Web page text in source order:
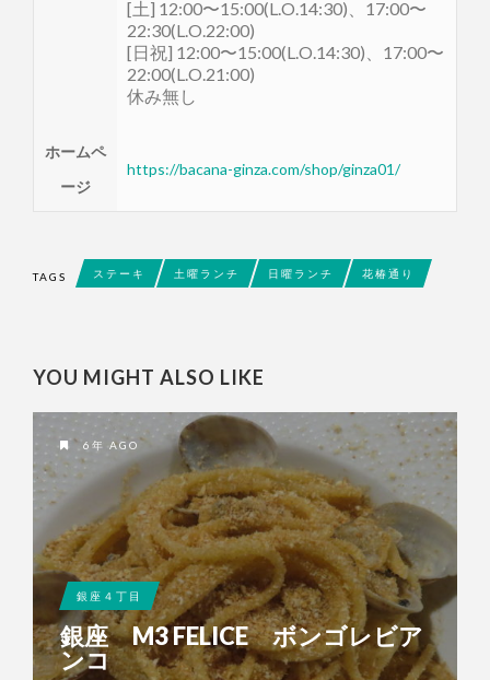
[土] 12:00〜15:00(L.O.14:30)、17:00〜
22:30(L.O.22:00)
[日祝] 12:00〜15:00(L.O.14:30)、17:00〜
22:00(L.O.21:00)
休み無し
ホームペ
ージ
https://bacana-ginza.com/shop/ginza01/
TAGS ステーキ 土曜ランチ 日曜ランチ 花椿通り
YOU MIGHT ALSO LIKE
6年 AGO
銀座４丁目
銀座 M3 FELICE ボンゴレビア
ンコ